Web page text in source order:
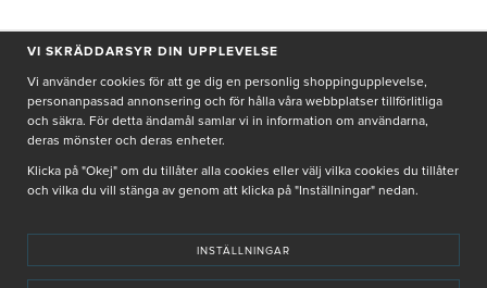
PRENUMERERA PÅ NYHETSBREV
Genom att ge min e-post, accepterar jag Seth och Sally integritetspolicy
De uppgifter du matar in kommer endast användas till våra nyhetsbrev.
VI SKRÄDDARSYR DIN UPPLEVELSE
Vi använder cookies för att ge dig en personlig shoppingupplevelse,
personanpassad annonsering och för hålla våra webbplatser tillförlitliga
och säkra. För detta ändamål samlar vi in information om användarna,
deras mönster och deras enheter.
Klicka på "Okej" om du tillåter alla cookies eller välj vilka cookies du tillåter
och vilka du vill stänga av genom att klicka på "Inställningar" nedan.
INSTÄLLNINGAR